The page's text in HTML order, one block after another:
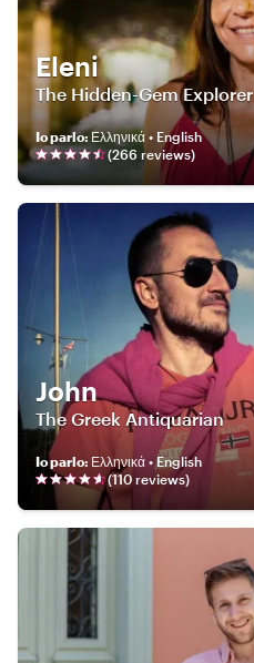
Eleni
The Hidden-Gem Explorer
Io parlo: Ελληνικά • English
(266 reviews)
John
The Greek Antiquarian
Io parlo: Ελληνικά • English
(110 reviews)